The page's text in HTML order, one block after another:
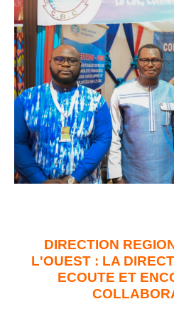
DIRECTION
L'OUEST : LA
ECOUTE ET